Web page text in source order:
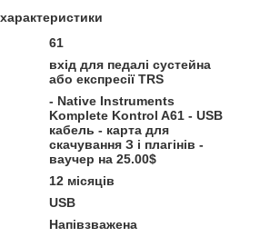
61
вхід для педалі сустейна
або експресії TRS
- Native Instruments
Komplete Kontrol A61 - USB
кабель - карта для
скачування З і плагінів -
ваучер на 25.00$
12 місяців
USB
Напівзважена